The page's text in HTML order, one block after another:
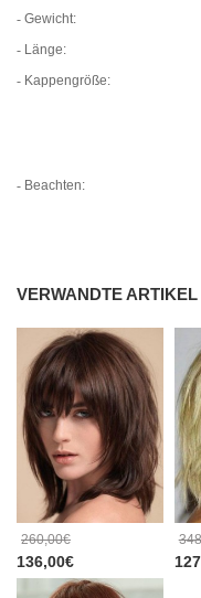
Gewicht:
Länge:
Kappengröße:
Beachten:
VERWANDTE ARTIKEL
260,00€
136,00€